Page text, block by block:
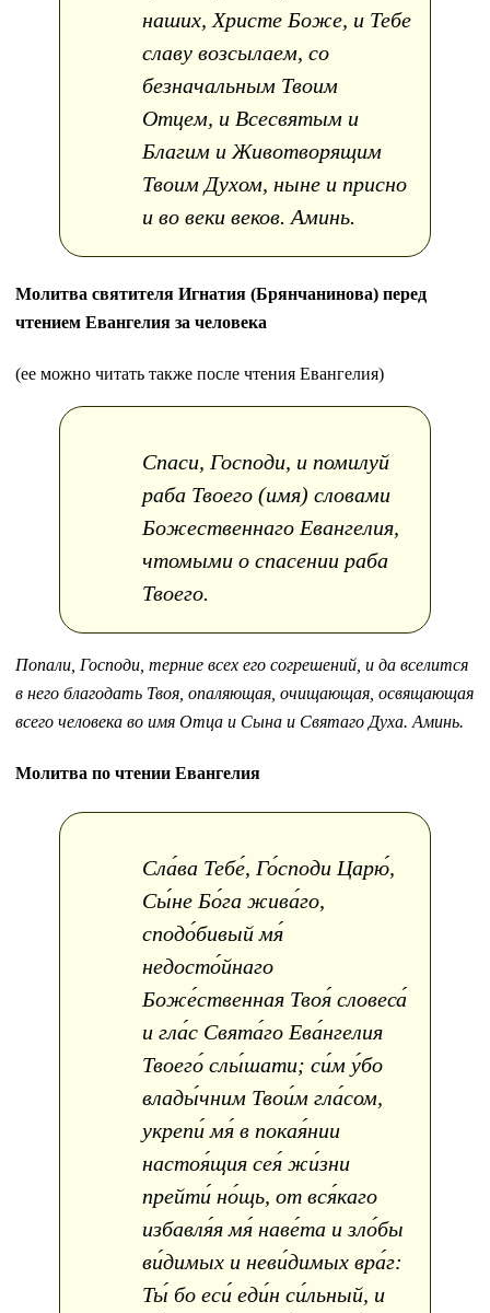
наших, Христе Боже, и Тебе
славу возсылаем, со
безначальным Твоим
Отцем, и Всесвятым и
Благим и Животворящим
Твоим Духом, ныне и присно
и во веки веков. Аминь.
Молитва святителя Игнатия (Брянчанинова) перед
чтением Евангелия за человека
(ее можно читать также после чтения Евангелия)
Спаси, Господи, и помилуй
раба Твоего (имя) словами
Божественнаго Евангелия,
чтомыми о спасении раба
Твоего.
Попали, Господи, терние всех его согрешений, и да вселится
в него благодать Твоя, опаляющая, очищающая, освящающая
всего человека во имя Отца и Сына и Святаго Духа. Аминь.
Молитва по чтении Евангелия
Сла́ва Тебе́, Го́споди Царю́,
Сы́не Бо́га жива́го,
сподо́бивый мя́
недосто́йнаго
Боже́ственная Твоя́ словеса́
и гла́с Свята́го Ева́нгелия
Твоего́ слы́шати; си́м у́бо
влады́чним Твои́м гла́сом,
укрепи́ мя́ в покая́нии
настоя́щия сея́ жи́зни
прейти́ но́щь, от вся́каго
избавля́я мя́ наве́та и зло́бы
ви́димых и неви́димых вра́г:
Ты́ бо еси́ еди́н си́льный, и